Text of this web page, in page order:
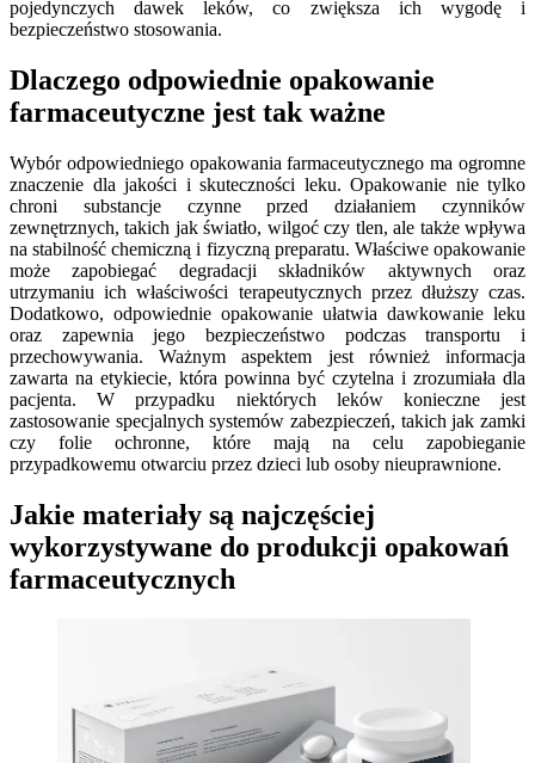
pojedynczych dawek leków, co zwiększa ich wygodę i
bezpieczeństwo stosowania.
Dlaczego odpowiednie opakowanie
farmaceutyczne jest tak ważne
Wybór odpowiedniego opakowania farmaceutycznego ma ogromne
znaczenie dla jakości i skuteczności leku. Opakowanie nie tylko
chroni substancje czynne przed działaniem czynników
zewnętrznych, takich jak światło, wilgoć czy tlen, ale także wpływa
na stabilność chemiczną i fizyczną preparatu. Właściwe opakowanie
może zapobiegać degradacji składników aktywnych oraz
utrzymaniu ich właściwości terapeutycznych przez dłuższy czas.
Dodatkowo, odpowiednie opakowanie ułatwia dawkowanie leku
oraz zapewnia jego bezpieczeństwo podczas transportu i
przechowywania. Ważnym aspektem jest również informacja
zawarta na etykiecie, która powinna być czytelna i zrozumiała dla
pacjenta. W przypadku niektórych leków konieczne jest
zastosowanie specjalnych systemów zabezpieczeń, takich jak zamki
czy folie ochronne, które mają na celu zapobieganie
przypadkowemu otwarciu przez dzieci lub osoby nieuprawnione.
Jakie materiały są najczęściej
wykorzystywane do produkcji opakowań
farmaceutycznych